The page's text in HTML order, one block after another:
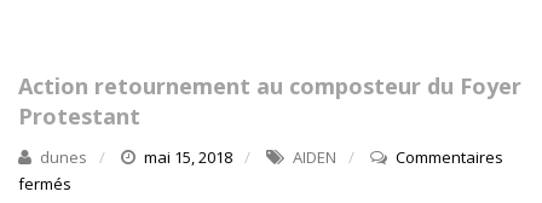
Action retournement au composteur du Foyer
Protestant
dunes mai 15, 2018 AIDEN
Commentaires
fermés